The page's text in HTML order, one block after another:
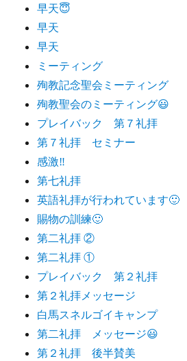
早天😇
早天
早天
ミーティング
殉教記念聖会ミーティング
殉教聖会のミーティング😃
プレイバック 第７礼拝
第７礼拝 セミナー
感激‼️
第七礼拝
英語礼拝が行われています🙂
賜物の訓練🙂
第二礼拝 ②
第二礼拝 ①
プレイバック 第２礼拝
第２礼拝メッセージ
白馬スネルゴイキャンプ
第二礼拝 メッセージ😃
第２礼拝 後半賛美